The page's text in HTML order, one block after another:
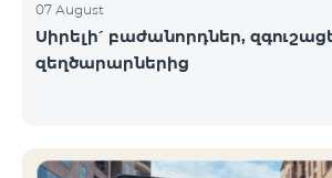
07 August
Սիրելի՛ բաժանորդներ,
զեղծարարներից